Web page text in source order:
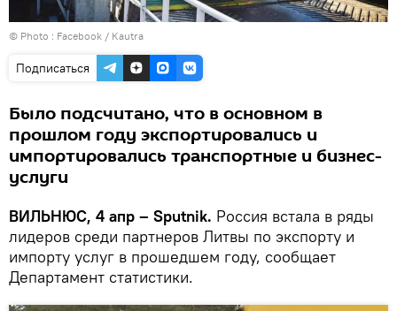
© Photo : Facebook / Кautra
Подписаться
Было подсчитано, что в основном в
прошлом году экспортировались и
импортировались транспортные и бизнес-
услуги
ВИЛЬНЮС, 4 апр – Sputnik. Россия встала в ряды
лидеров среди партнеров Литвы по экспорту и
импорту услуг в прошедшем году, сообщает
Департамент статистики.